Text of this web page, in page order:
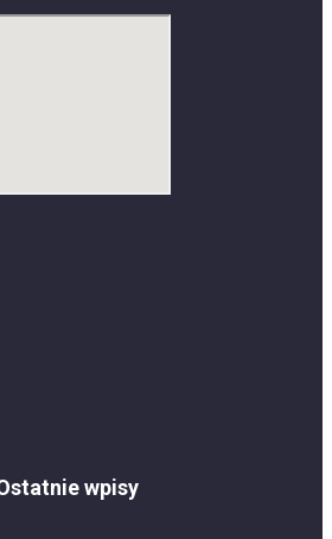
wpisy